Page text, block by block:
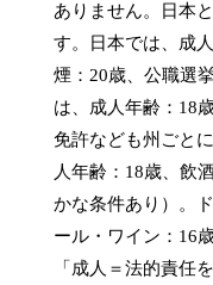
ありません。日本
す。日本では、成
煙：20歳、公職選
は、成人年齢：18
免許なども州ごと
人年齢：18歳、飲
かな条件あり）。
ール・ワイン：16
「成人＝法的責任